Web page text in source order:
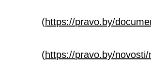
(https://pravo.by/
(https://pravo.by/